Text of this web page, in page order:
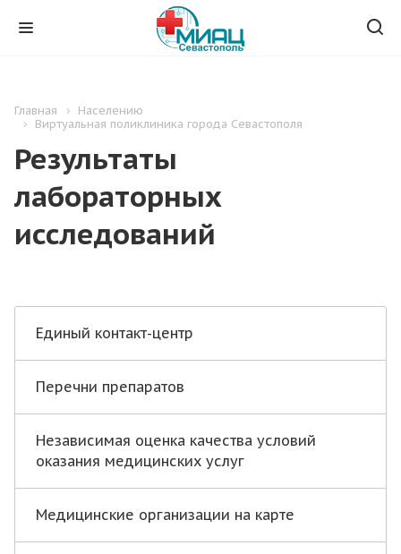
Главная
Населению
Виртуальная поликлиника города Севастополя
Результаты
лабораторных
исследований
Единый контакт-центр
Перечни препаратов
Независимая оценка качества условий
оказания медицинских услуг
Медицинские организации на карте